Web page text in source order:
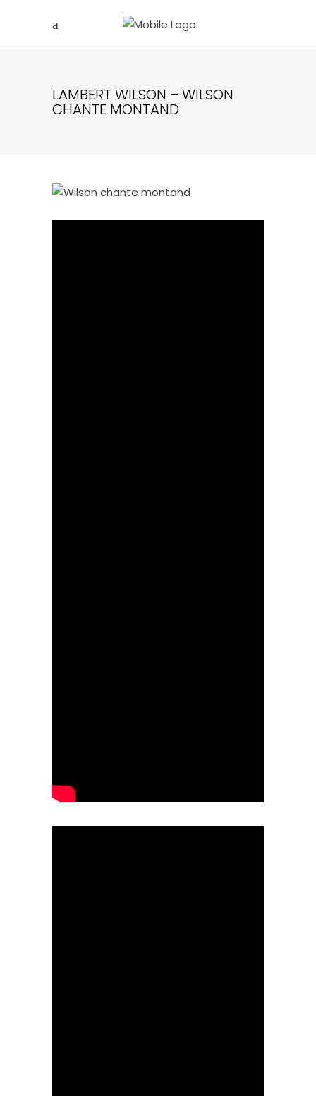
LAMBERT WILSON – WILSON
CHANTE MONTAND